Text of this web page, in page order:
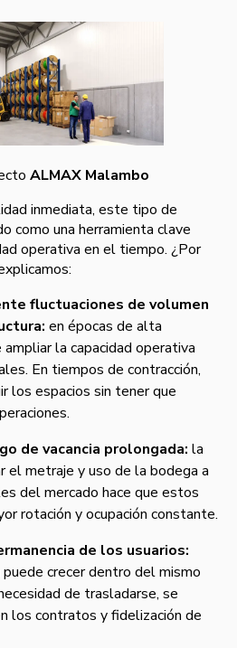
ALMAX Malambo
inmediata, este tipo de
como una herramienta clave
operativa en el tiempo. ¿Por
fluctuaciones de volumen
en épocas de alta
la capacidad operativa
En tiempos de contracción,
los espacios sin tener que
de vacancia prolongada: la
el metraje y uso de la bodega a
del mercado hace que estos
rotación y ocupación constante.
de los usuarios:
puede crecer dentro del mismo
de trasladarse, se
los contratos y fidelización de